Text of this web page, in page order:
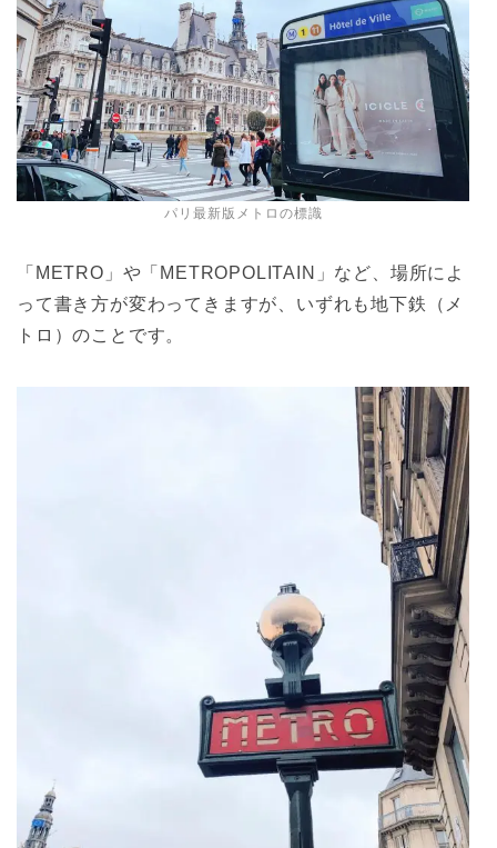
パリ最新版メトロの標識
「METRO」や「METROPOLITAIN」など、場所によ
って書き方が変わってきますが、いずれも地下鉄（メ
トロ）のことです。